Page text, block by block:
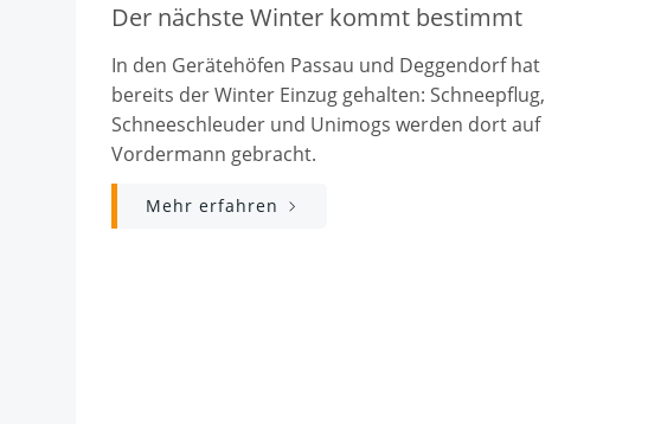
Der nächste Winter kommt bestimmt
In den Gerätehöfen Passau und Deggendorf hat
bereits der Winter Einzug gehalten: Schneepflug,
Schneeschleuder und Unimogs werden dort auf
Vordermann gebracht.
Mehr erfahren